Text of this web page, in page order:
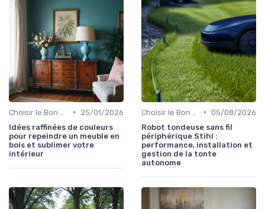
•
25/01/2026
Idées raffinées de couleurs
pour repeindre un meuble en
bois et sublimer votre
intérieur
• 05/08/2026
Robot tondeuse sans fil
périphérique Stihl :
performance, installation et
gestion de la tonte
autonome